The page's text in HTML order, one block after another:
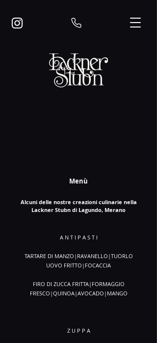
Menù
Alcuni delle nostre creazioni culinarie nella
Lackner Stubn di Lagundo, Merano
A N T I P A S T I
TARTARE DI MANZO|RAVANELLO|TUORLO
UOVO FRITTO|FOCACCIA
FIRO DI ZUCCA FRITTA|FORMAGGIO
FRESCO|QUINOA|AVOCADO|MANGO
Z U P P A